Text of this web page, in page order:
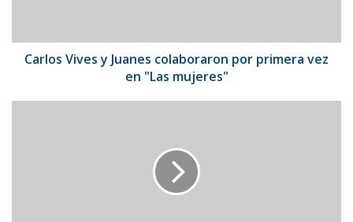
en
"LasCarlos Vives y Juanes colaboraron por primera vez
en "Las mujeres"